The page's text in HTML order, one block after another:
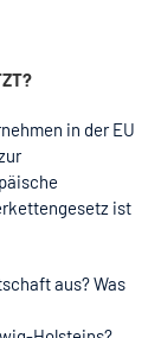
in der EU
ist
aus? Was